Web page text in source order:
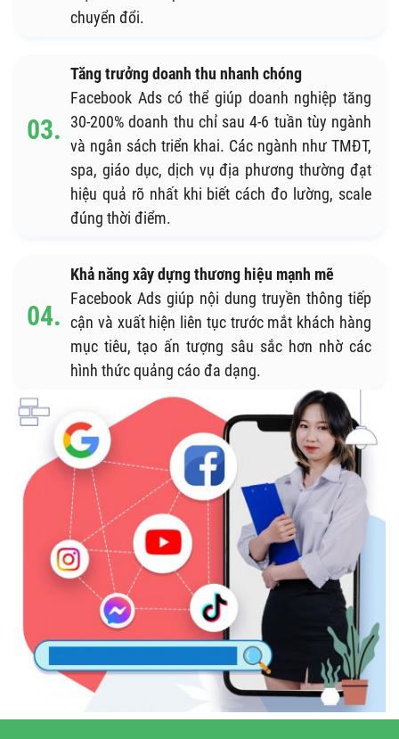
chuyển đổi.
Tăng trưởng doanh thu nhanh chóng
Facebook Ads có thể giúp doanh nghiệp tăng
30-200% doanh thu chỉ sau 4-6 tuần tùy ngành
và ngân sách triển khai. Các ngành như TMĐT,
spa, giáo dục, dịch vụ địa phương thường đạt
hiệu quả rõ nhất khi biết cách đo lường, scale
đúng thời điểm.
Khả năng xây dựng thương hiệu mạnh mẽ
Facebook Ads giúp nội dung truyền thông tiếp
cận và xuất hiện liên tục trước mắt khách hàng
mục tiêu, tạo ấn tượng sâu sắc hơn nhờ các
hình thức quảng cáo đa dạng.